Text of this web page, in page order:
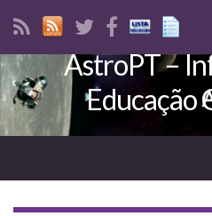
Search for:
AstroPT –
Educação